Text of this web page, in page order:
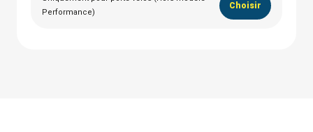
Performance)
Choisir